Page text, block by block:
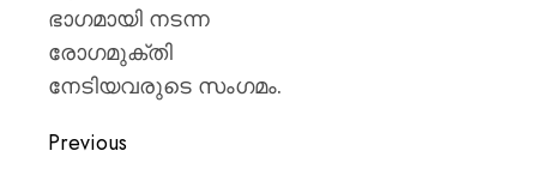
ഭാഗമായി നടന്ന
രോഗമുക്തി
നേടിയവരുടെ സംഗമം.
Previous